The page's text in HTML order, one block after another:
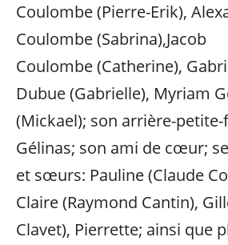
Coulombe (Pierre-Erik),
Coulombe (Sabrina),Jacob
Coulombe (Catherine),
Dubue (Gabrielle), Myriam
(Mickael); son arrière-
Gélinas; son ami de cœur;
et sœurs: Pauline (Claude
Claire (Raymond Cantin),
Clavet), Pierrette; ainsi que